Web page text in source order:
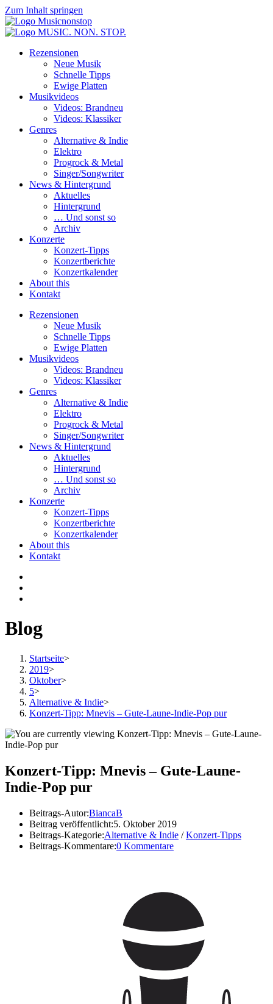
Zum Inhalt springen
Rezensionen
Neue Musik
Schnelle Tipps
Ewige Platten
Musikvideos
Videos: Brandneu
Videos: Klassiker
Genres
Alternative & Indie
Elektro
Progrock & Metal
Singer/Songwriter
News & Hintergrund
Aktuelles
Hintergrund
… Und sonst so
Archiv
Konzerte
Konzert-Tipps
Konzertberichte
Konzertkalender
About this
Kontakt
Rezensionen
Neue Musik
Schnelle Tipps
Ewige Platten
Musikvideos
Videos: Brandneu
Videos: Klassiker
Genres
Alternative & Indie
Elektro
Progrock & Metal
Singer/Songwriter
News & Hintergrund
Aktuelles
Hintergrund
… Und sonst so
Archiv
Konzerte
Konzert-Tipps
Konzertberichte
Konzertkalender
About this
Kontakt
Blog
Startseite>
2019>
Oktober>
5>
Alternative & Indie>
Konzert-Tipp: Mnevis – Gute-Laune-Indie-Pop pur
Konzert-Tipp: Mnevis – Gute-Laune-
Indie-Pop pur
Beitrags-Autor:BiancaB
Beitrag veröffentlicht:5. Oktober 2019
Beitrags-Kategorie:Alternative & Indie / Konzert-Tipps
Beitrags-Kommentare:0 Kommentare